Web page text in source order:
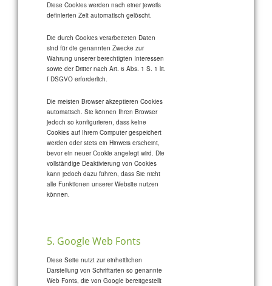
Diese Cookies werden nach einer jeweils
definierten Zeit automatisch gelöscht.
Die durch Cookies verarbeiteten Daten
sind für die genannten Zwecke zur
Wahrung unserer berechtigten Interessen
sowie der Dritter nach Art. 6 Abs. 1 S. 1 lit.
f DSGVO erforderlich.
Die meisten Browser akzeptieren Cookies
automatisch. Sie können Ihren Browser
jedoch so konfigurieren, dass keine
Cookies auf Ihrem Computer gespeichert
werden oder stets ein Hinweis erscheint,
bevor ein neuer Cookie angelegt wird. Die
vollständige Deaktivierung von Cookies
kann jedoch dazu führen, dass Sie nicht
alle Funktionen unserer Website nutzen
können.
5. Google Web Fonts
Diese Seite nutzt zur einheitlichen
Darstellung von Schriftarten so genannte
Web Fonts, die von Google bereitgestellt